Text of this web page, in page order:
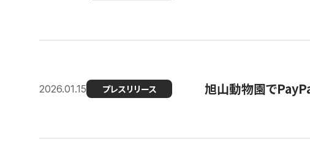
2026.01.15 プレスリリース 旭山動物園で